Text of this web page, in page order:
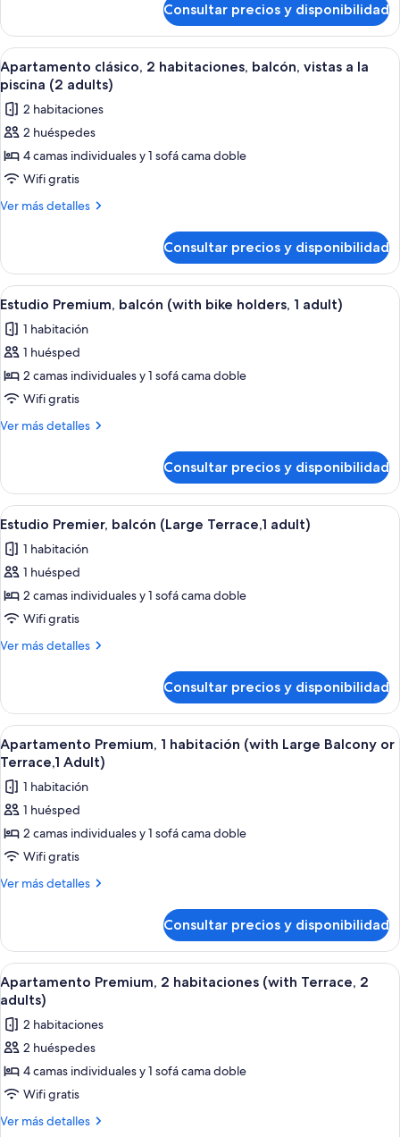
balcón
(2
adults)
clásica,
habitaciones,
balcón
(2
adults)
Consultar precios y disponibilidad
Abrir
todas
las
fotos
de
Apartamento
clásico,
2
vistas
a
la
piscina
(2
adults)
Habitación de hotel moderna con
14
Apartamento clásico, 2 habitaciones, balcón, vistas a la
piscina (2 adults)
2 habitaciones
2 huéspedes
4 camas individuales y 1 sofá cama doble
Wifi gratis
Ver más detalles
Más
clásico,
habitaciones,
vistas
piscina
(2
Consultar precios y disponibilidad
Abrir
todas
las
fotos
de
Estudio
Premium,
bike
holders,
1
adult)
Un dormitorio moderno con una
5
Estudio Premium, balcón (with bike holders, 1 adult)
1 habitación
1 huésped
2 camas individuales y 1 sofá cama doble
Wifi gratis
Ver más detalles
Más
Premium,
balcón
(with
holders,
Consultar precios y disponibilidad
Abrir
todas
las
fotos
de
Estudio
Premier,
Terrace,1
adult)
Una sala moderna con un sofá gris,
4
Estudio Premier, balcón (Large Terrace,1 adult)
1 habitación
1 huésped
2 camas individuales y 1 sofá cama doble
Wifi gratis
Ver más detalles
Más
Premier,
balcón
(Large
Terrace,1
Consultar precios y disponibilidad
Abrir
todas
las
fotos
de
Apartamento
Premium,
1
Large
Balcony
or
Terrace,1
Adult)
Habitación de hotel moderna con
9
Apartamento Premium, 1 habitación (with Large Balcony or
Terrace,1 Adult)
1 habitación
1 huésped
2 camas individuales y 1 sofá cama doble
Wifi gratis
Ver más detalles
Más
Premium,
habitación
(with
Balcony
or
Adult)
Consultar precios y disponibilidad
Abrir
todas
las
fotos
de
Apartamento
Premium,
2
Caja fuerte, cortinas opacas, wifi
7
Apartamento Premium, 2 habitaciones (with Terrace, 2
adults)
2 habitaciones
2 huéspedes
4 camas individuales y 1 sofá cama doble
Wifi gratis
Ver más detalles
Más